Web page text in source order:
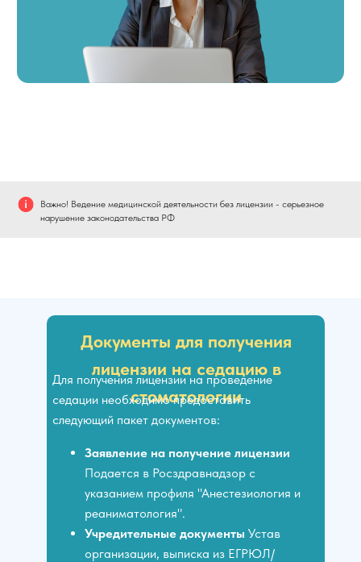
Важно! Ведение медицинской деятельности без лицензии - серьезное
нарушение законодательства РФ
Документы для получения
лицензии на седацию в
стоматологии
Для получения лицензии на проведение
седации необходимо предоставить
следующий пакет документов:
Заявление на получение лицензии
Подается в Росздравнадзор с
указанием профиля "Анестезиология и
реаниматология".
Учредительные документы Устав
организации, выписка из ЕГРЮЛ/